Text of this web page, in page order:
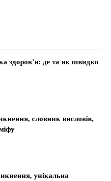
здоров’я: де та як швидко
словник висловів,
унікальна